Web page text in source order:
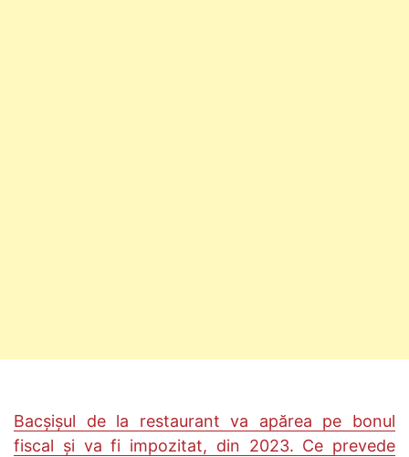
Bacșișul de la restaurant va apărea pe bonul
fiscal și va fi impozitat, din 2023. Ce prevede